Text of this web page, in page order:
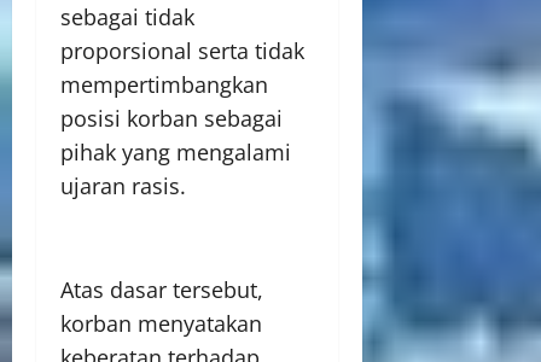
sebagai tidak
proporsional serta tidak
mempertimbangkan
posisi korban sebagai
pihak yang mengalami
ujaran rasis.
Atas dasar tersebut,
korban menyatakan